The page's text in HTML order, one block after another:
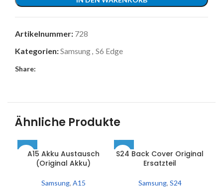
Artikelnummer: 728
Kategorien:Samsung S6 Edge
Share:
Ähnliche Produkte
A15 Akku Austausch
(Original Akku)
Samsung, A15
S24 Back Cover Original
Ersatzteil
Samsung, S24